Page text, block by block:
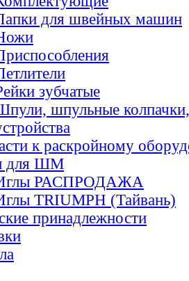
для швейных машин
зубчатые
шпульные
к раскройному
для ШМ
РАСПРОДАЖА
TRIUMPH (Тайвань)
принадлежности